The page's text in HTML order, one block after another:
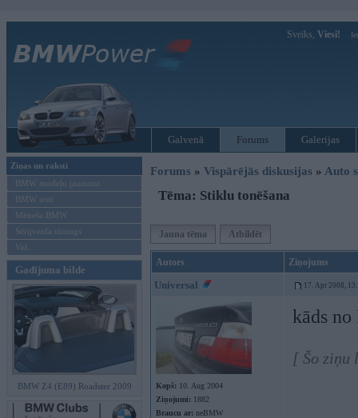
Sveiks, Viesi!
Galvenā Forums Galerijas
Ziņas un raksti
BMW modeļu jaunumi
BMW testi
Mēneša BMW
Sērijveida tūnings
Vel...
Gadījuma bilde
BMW Z4 (E89) Roadster 2009
Forums » Vispārējās diskusijas » Auto
Tēma: Stiklu tonēšana
Jauna tēma Atbildēt
Autors Ziņojums
Universal 17. Apr 2008,
Kopš: 10. Aug 2004
Ziņojumi: 1882
Braucu ar: neBMW
kāds
[ Šo ziņu